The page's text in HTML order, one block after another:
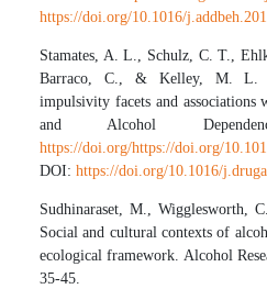
https://doi.org/10.1016/
Stamates, A. L., Schulz, C. T.,
Barraco, C., & Kelley, M. L.
impulsivity facets and
and Alcohol
https://doi.org/https://doi.org/
DOI:https://doi.org/10.1016/
Sudhinaraset, M., Wigglesworth,
Social and cultural contexts of
ecological framework. Alcohol
35-45.